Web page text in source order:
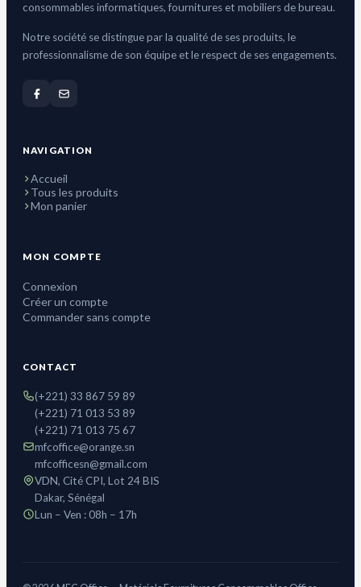
consommables informatiques, fournitures et mobiliers de bureau.
Notre société se distingue par la qualité de ses produits, le
professionnalisme de son équipe et le respect de ses engagements.
NAVIGATION
Accueil
Tous les produits
Mon panier
MON COMPTE
Connexion
Créer un compte
Commander sans compte
CONTACT
(+221) 33 867 59 89
(+221) 71 013 53 89
(+221) 71 013 75 67
mfcoffice@orange.sn
mfcofficesn@gmail.com
VDN, Cité CPI, Lot 24 BIS
Dakar, Sénégal
Lun – Ven : 08h – 17h